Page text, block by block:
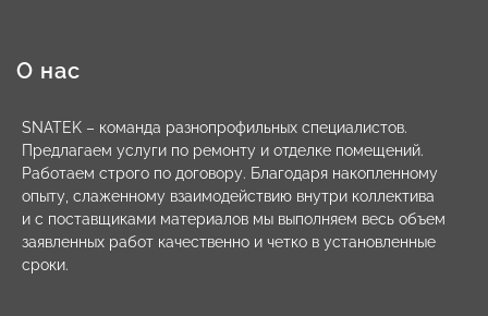
О нас
SNATEK – команда разнопрофильных специалистов.
Предлагаем услуги по ремонту и отделке помещений.
Работаем строго по договору. Благодаря накопленному
опыту, слаженному взаимодействию внутри коллектива
и с поставщиками материалов мы выполняем весь объем
заявленных работ качественно и четко в установленные
сроки.